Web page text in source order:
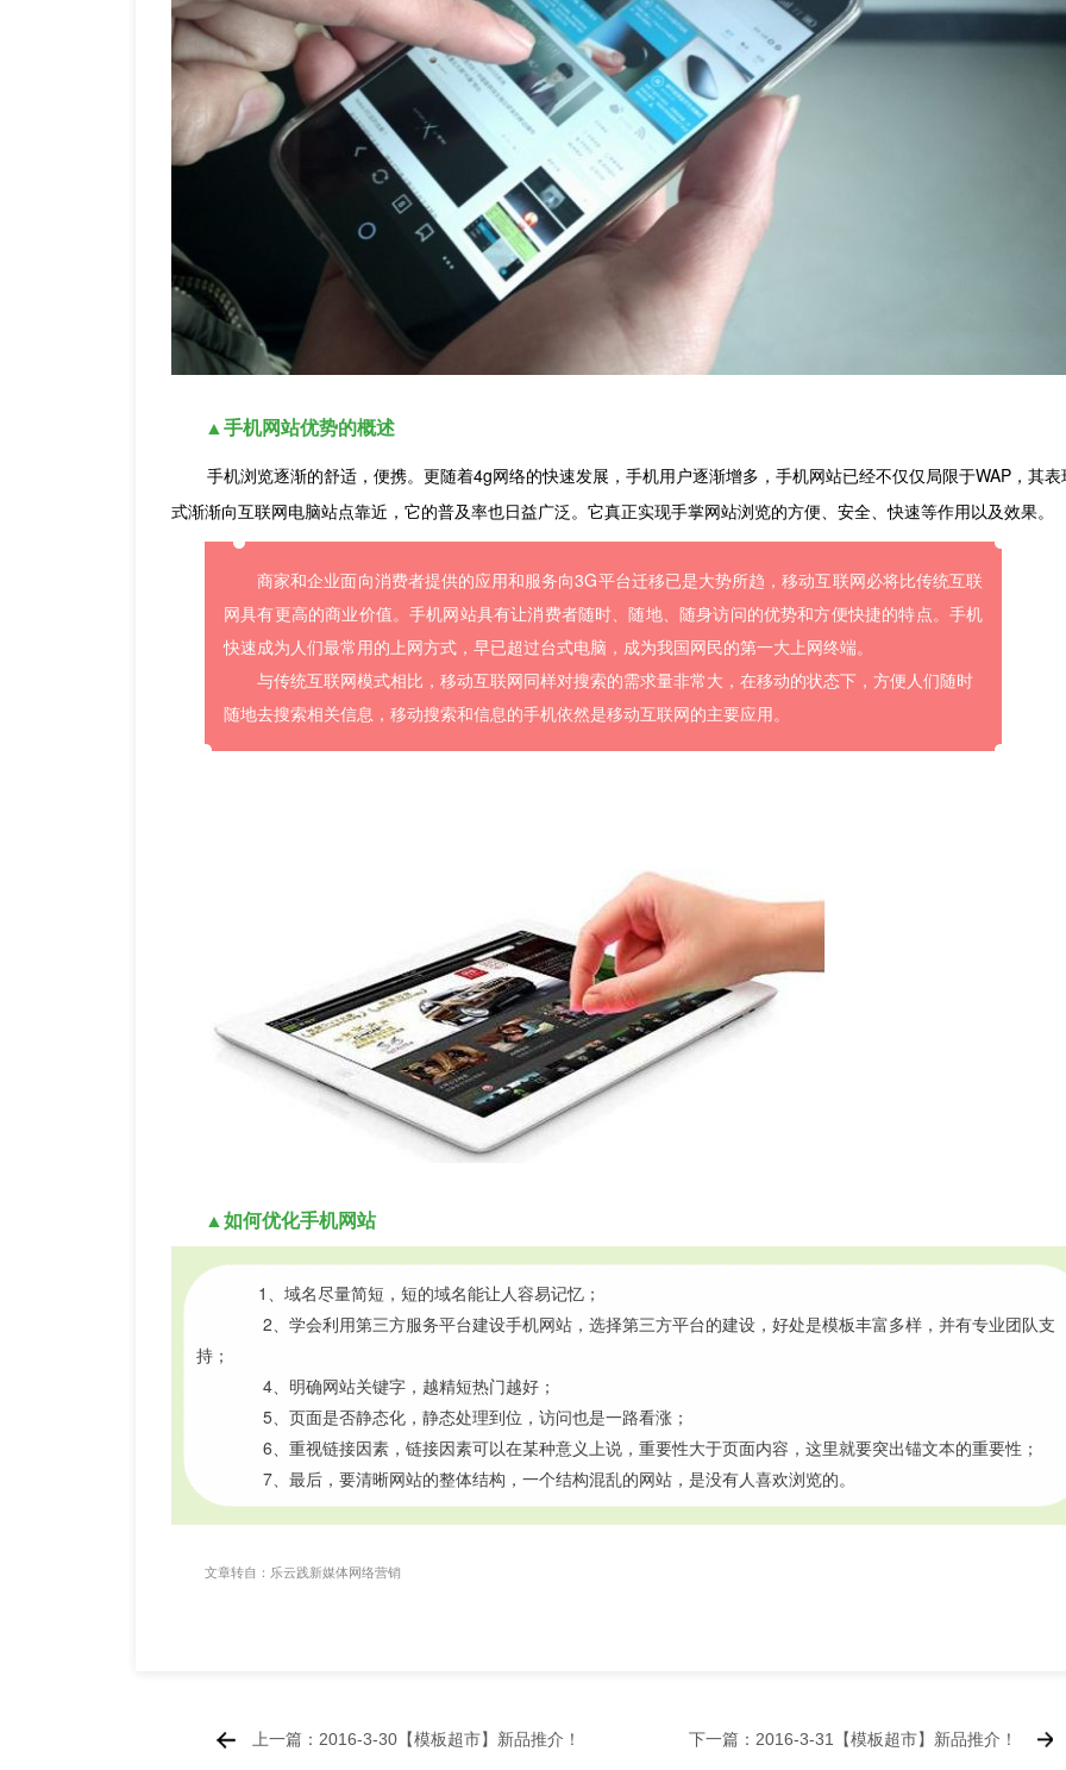
▲手机网站优势的概述
手机浏览逐渐的舒适，便携。更随着4g网络的快速发展，手机用户逐渐增多，手机网站已经不仅仅局限于WAP，其表
式渐渐向互联网电脑站点靠近，它的普及率也日益广泛。它真正实现手掌网站浏览的方便、安全、快速等作用以及效果。
商家和企业面向消费者提供的应用和服务向3G平台迁移已是大势所趋，移动互联网必将比传统互联
网具有更高的商业价值。手机网站具有让消费者随时、随地、随身访问的优势和方便快捷的特点。手机
快速成为人们最常用的上网方式，早已超过台式电脑，成为我国网民的第一大上网终端。
与传统互联网模式相比，移动互联网同样对搜索的需求量非常大，在移动的状态下，方便人们随时
随地去搜索相关信息，移动搜索和信息的手机依然是移动互联网的主要应用。
▲如何优化手机网站
1、域名尽量简短，短的域名能让人容易记忆；
2、学会利用第三方服务平台建设手机网站，选择第三方平台的建设，好处是模板丰富多样，并有专业团队支
持；
4、明确网站关键字，越精短热门越好；
5、页面是否静态化，静态处理到位，访问也是一路看涨；
6、重视链接因素，链接因素可以在某种意义上说，重要性大于页面内容，这里就要突出锚文本的重要性；
7、最后，要清晰网站的整体结构，一个结构混乱的网站，是没有人喜欢浏览的。
文章转自： 乐云践新媒体网络营销
下一篇：2016-3-31【模板超市】新品推介！
上一篇：2016-3-30【模板超市】新品推介！